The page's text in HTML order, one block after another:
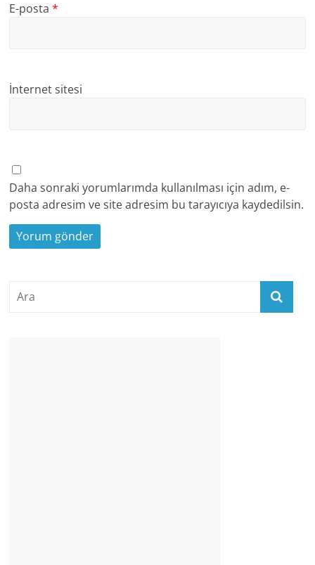
E-posta*
İnternet sitesi
Daha sonraki yorumlarımda kullanılması için adım, e-
posta adresim ve site adresim bu tarayıcıya kaydedilsin.